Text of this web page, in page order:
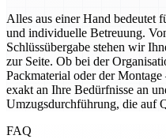
Alles aus einer Hand bedeutet
und individuelle Betreuung.
Schlüssübergabe stehen wir
zur Seite. Ob bei der
Packmaterial oder der
exakt an Ihre Bedürfnisse an
Umzugsdurchführung, die auf
FAQ